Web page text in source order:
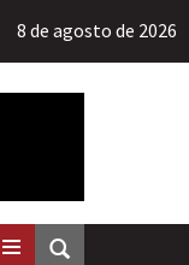
8 de agosto de 2026